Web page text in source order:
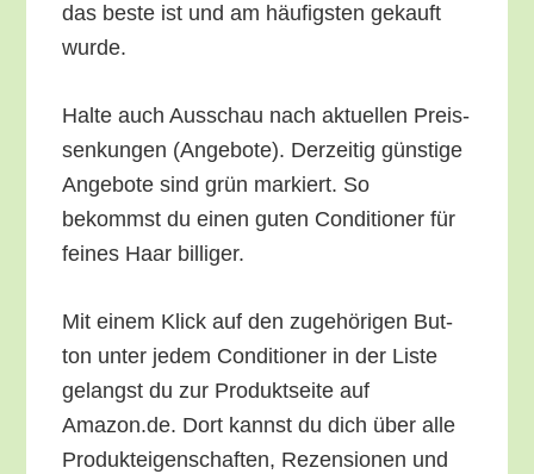
das bes­te ist und am häu­figs­ten gekauft
wurde.
Hal­te auch Aus­schau nach aktu­el­len Preis­
sen­kun­gen (Ange­bo­te). Der­zei­tig güns­ti­ge
Ange­bo­te sind grün mar­kiert. So
bekommst du einen guten Con­di­tio­ner für
fei­nes Haar billiger.
Mit einem Klick auf den zuge­hö­ri­gen But­
ton unter jedem Con­di­tio­ner in der Lis­te
gelangst du zur Pro­dukt­sei­te auf
Amazon.de. Dort kannst du dich über alle
Pro­duk­tei­gen­schaf­ten, Rezen­sio­nen und